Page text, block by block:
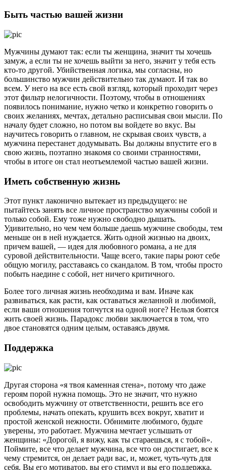
Быть частью вашей жизни
Мужчины думают так: если ты женщина, значит ты хочешь
замуж, а если ты не хочешь выйти за него, значит у тебя есть
кто-то другой. Убийственная логика, мы согласны, но
большинство мужчин действительно так думают. И так во
всем. У него на все есть свой взгляд, который проходит через
этот фильтр нелогичности. Поэтому, чтобы в отношениях
появилось понимание, нужно четко и конкретно говорить о
своих желаниях, мечтах, детально расписывая свои мысли. По
началу будет сложно, но потом вы войдете во вкус. Вы
научитесь говорить о главном, не скрывая своих чувств, а
мужчина перестанет додумывать. Вы должны впустите его в
свою жизнь, поэтапно знакомя со своими странностями,
чтобы в итоге он стал неотъемлемой частью вашей жизни.
Иметь собственную жизнь
Этот пункт лаконично вытекает из предыдущего: не
пытайтесь занять все личное пространство мужчины собой и
только собой. Ему тоже нужно свободно дышать.
Удивительно, но чем чем больше даешь мужчине свободы, тем
меньше он в ней нуждается. Жить одной жизнью на двоих,
причем вашей, — идея для любовного романа, а не для
суровой действительности. Чаще всего, такие пары роют себе
общую могилу, расставаясь со скандалом. В том, чтобы просто
побыть наедине с собой, нет ничего критичного.
Более того личная жизнь необходима и вам. Иначе как
развиваться, как расти, как оставаться желанной и любимой,
если ваши отношения топчутся на одной ноге? Нельзя боятся
жить своей жизнь. Парадокс любви заключается в том, что
двое становятся одним целым, оставаясь двумя.
Поддержка
Другая сторона «я твоя каменная стена», потому что даже
героям порой нужна помощь. Это не значит, что нужно
освободить мужчину от ответственности, решить все его
проблемы, начать опекать, крушить всех вокруг, хватит и
простой женской нежности. Обнимите любимого, будьте
уверены, это работает. Мужчина мечтает услышать от
женщины: «Дорогой, я вижу, как ты стараешься, я с тобой».
Поймите, все что делает мужчина, все что он достигает, все к
чему стремится, он делает ради вас, и, может, чуть-чуть для
себя. Вы его мотиватор, вы его стимул и вы его поддержка.